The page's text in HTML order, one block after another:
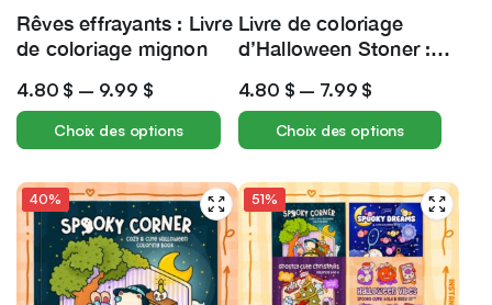
Rêves effrayants : Livre
de coloriage mignon
4.80 $ – 9.99 $
Choix des options
Livre de coloriage
d’Halloween Stoner :
fantômes glacés
4.80 $ – 7.99 $
Choix des options
40% 51%